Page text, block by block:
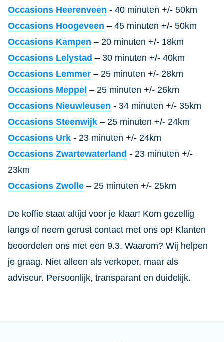
Occasions Heerenveen - 40 minuten +/- 50km
Occasions Hoogeveen – 45 minuten +/- 50km
Occasions Kampen – 20 minuten +/- 18km
Occasions Lelystad – 30 minuten +/- 40km
Occasions Lemmer – 25 minuten +/- 28km
Occasions Meppel – 25 minuten +/- 26km
Occasions Nieuwleusen - 34 minuten +/- 35km
Occasions Steenwijk – 25 minuten +/- 24km
Occasions Urk - 23 minuten +/- 24km
Occasions Zwartewaterland - 23 minuten +/-
23km
Occasions Zwolle – 25 minuten +/- 25km
De koffie staat altijd voor je klaar! Kom gezellig
langs of neem gerust contact met ons op! Klanten
beoordelen ons met een 9.3. Waarom? Wij helpen
je graag. Niet alleen als verkoper, maar als
adviseur. Persoonlijk, transparant en duidelijk.